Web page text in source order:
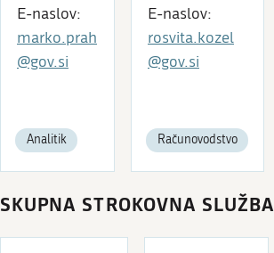
E-naslov:
marko.prah
@gov.si
Analitik
E-naslov:
rosvita.kozel
@gov.si
Računovodstvo
SKUPNA STROKOVNA SLUŽBA